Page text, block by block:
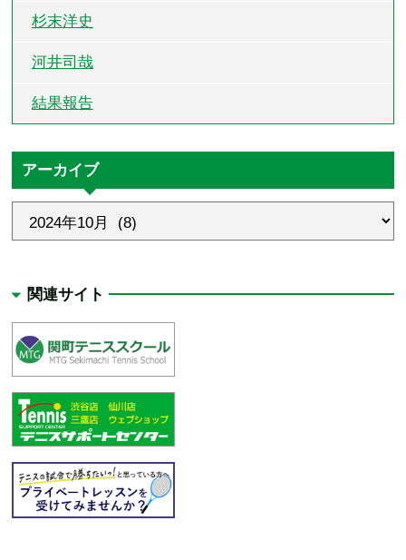
杉末洋史
河井司哉
結果報告
アーカイブ
関連サイト